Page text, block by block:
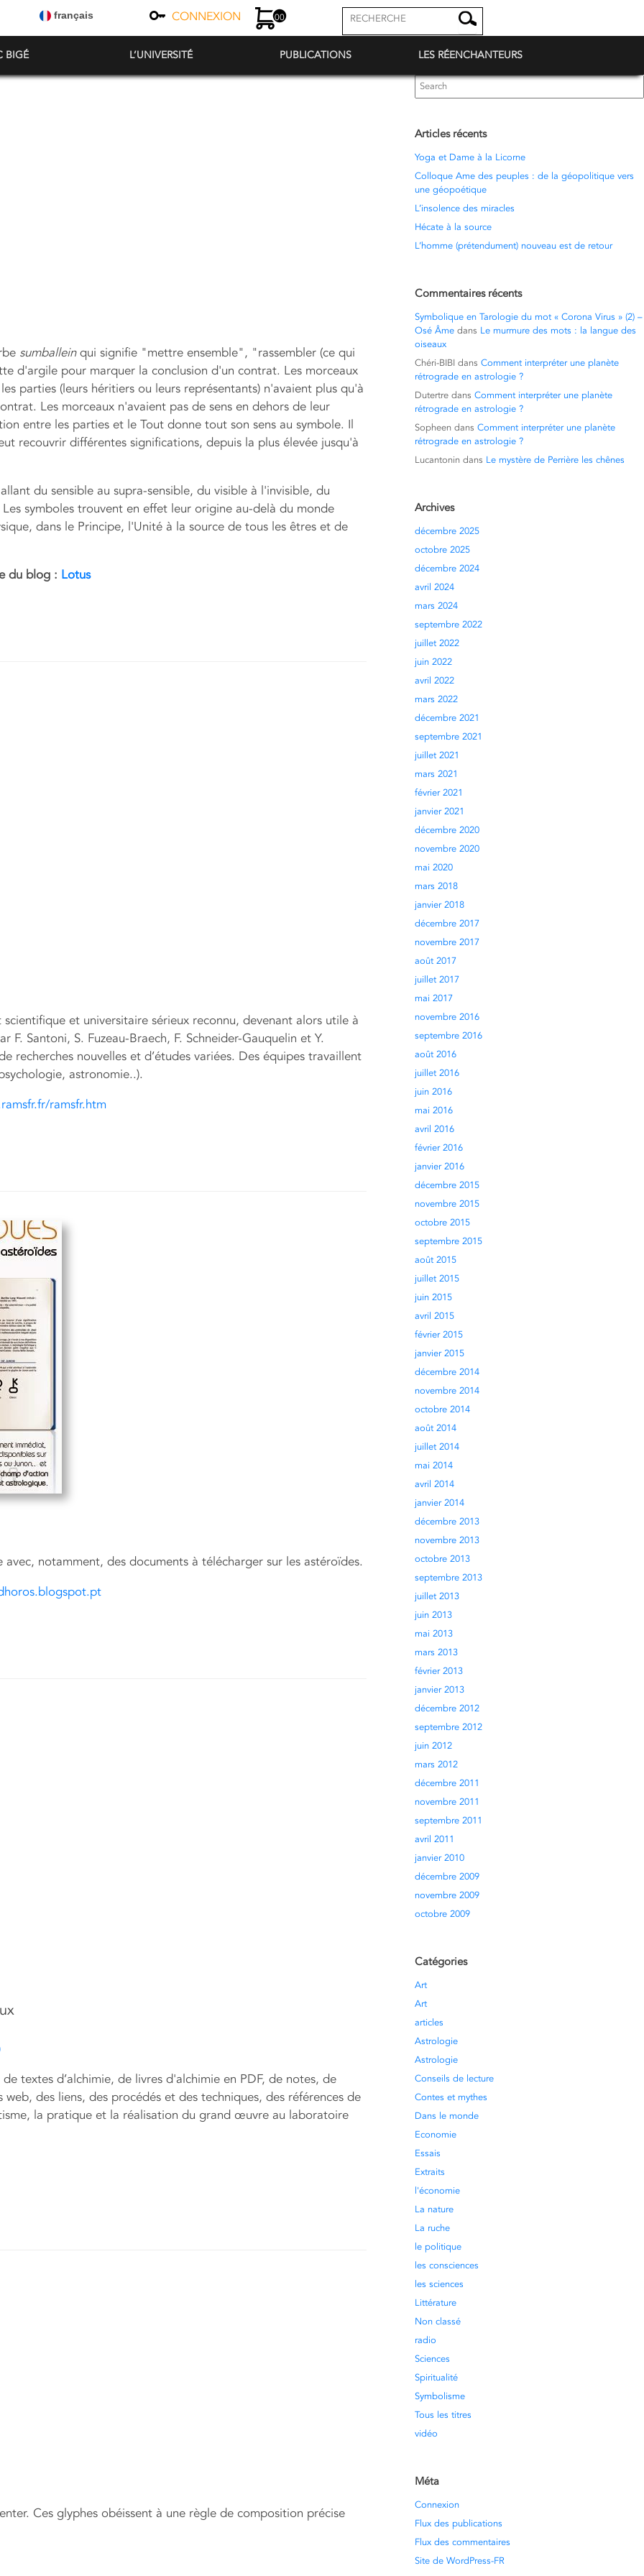
français CONNEXION 00
BIGÉ L’UNIVERSITÉ PUBLICATIONS LES RÉENCHANTEURS
sumballeinqui signifie "mettre ensemble", "rassembler (ce qui
d'argile pour marquer la conclusion d'un contrat. Les morceaux
parties (leurs héritiers ou leurs représentants) n'avaient plus qu'à
Les morceaux n'avaient pas de sens en dehors de leur
entre les parties et le Tout donne tout son sens au symbole. Il
recouvrir différentes significations, depuis la plus élevée jusqu'à
du sensible au supra-sensible, du visible à l'invisible, du
symboles trouvent en effet leur origine au-delà du monde
dans le Principe, l'Unité à la source de tous les êtres et de
du blog : Lotus
et universitaire sérieux reconnu, devenant alors utile à
Santoni, S. Fuzeau-Braech, F. Schneider-Gauquelin et Y.
recherches nouvelles et d’études variées. Des équipes travaillent
astronomie..).
ramsfr.htm
notamment, des documents à télécharger sur les astéroïdes.
textes d’alchimie, de livres d'alchimie en PDF, de notes, de
des liens, des procédés et des techniques, des références de
la pratique et la réalisation du grand œuvre au laboratoire
Ces glyphes obéissent à une règle de composition précise
Search
for:
Articles récents
Yoga et Dame à la Licorne
Colloque Ame des peuples : de la géopolitique vers
une géopoétique
L’insolence des miracles
Hécate à la source
L’homme (prétendument) nouveau est de retour
Commentaires récents
Symbolique en Tarologie du mot « Corona Virus » (2) –
Osé Âmedans Le murmure des mots : la langue des
oiseaux
Chéri-BIBIdans Comment interpréter une planète
rétrograde en astrologie ?
Dutertredans Comment interpréter une planète
rétrograde en astrologie ?
Sopheen dans Comment interpréter une planète
rétrograde en astrologie ?
Lucantonin dans Le mystère de Perrière les chênes
Archives
décembre 2025
octobre 2025
décembre 2024
avril 2024
mars 2024
septembre 2022
juillet 2022
juin 2022
avril 2022
mars 2022
décembre 2021
septembre 2021
juillet 2021
mars 2021
février 2021
janvier 2021
décembre 2020
novembre 2020
mai 2020
mars 2018
janvier 2018
décembre 2017
novembre 2017
août 2017
juillet 2017
mai 2017
novembre 2016
septembre 2016
août 2016
juillet 2016
juin 2016
mai 2016
avril 2016
février 2016
janvier 2016
décembre 2015
novembre 2015
octobre 2015
septembre 2015
août 2015
juillet 2015
juin 2015
avril 2015
février 2015
janvier 2015
décembre 2014
novembre 2014
octobre 2014
août 2014
juillet 2014
mai 2014
avril 2014
janvier 2014
décembre 2013
novembre 2013
octobre 2013
septembre 2013
juillet 2013
juin 2013
mai 2013
mars 2013
février 2013
janvier 2013
décembre 2012
septembre 2012
juin 2012
mars 2012
décembre 2011
novembre 2011
septembre 2011
avril 2011
janvier 2010
décembre 2009
novembre 2009
octobre 2009
Catégories
Art
Art
articles
Astrologie
Astrologie
Conseils de lecture
Contes et mythes
Dans le monde
Economie
Essais
Extraits
l'économie
La nature
La ruche
le politique
les consciences
les sciences
Littérature
Non classé
radio
Sciences
Spiritualité
Symbolisme
Tous les titres
vidéo
Méta
Connexion
Flux des publications
Flux des commentaires
Site de WordPress-FR